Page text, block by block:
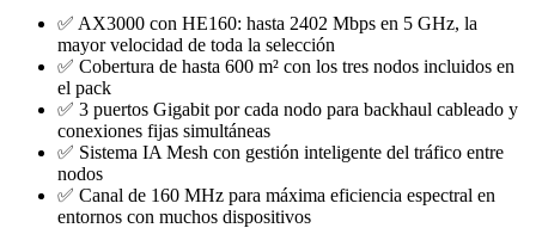
✅ AX3000 con HE160: hasta 2402 Mbps en 5 GHz, la
mayor velocidad de toda la selección
✅ Cobertura de hasta 600 m² con los tres nodos incluidos en
el pack
✅ 3 puertos Gigabit por cada nodo para backhaul cableado y
conexiones fijas simultáneas
✅ Sistema IA Mesh con gestión inteligente del tráfico entre
nodos
✅ Canal de 160 MHz para máxima eficiencia espectral en
entornos con muchos dispositivos